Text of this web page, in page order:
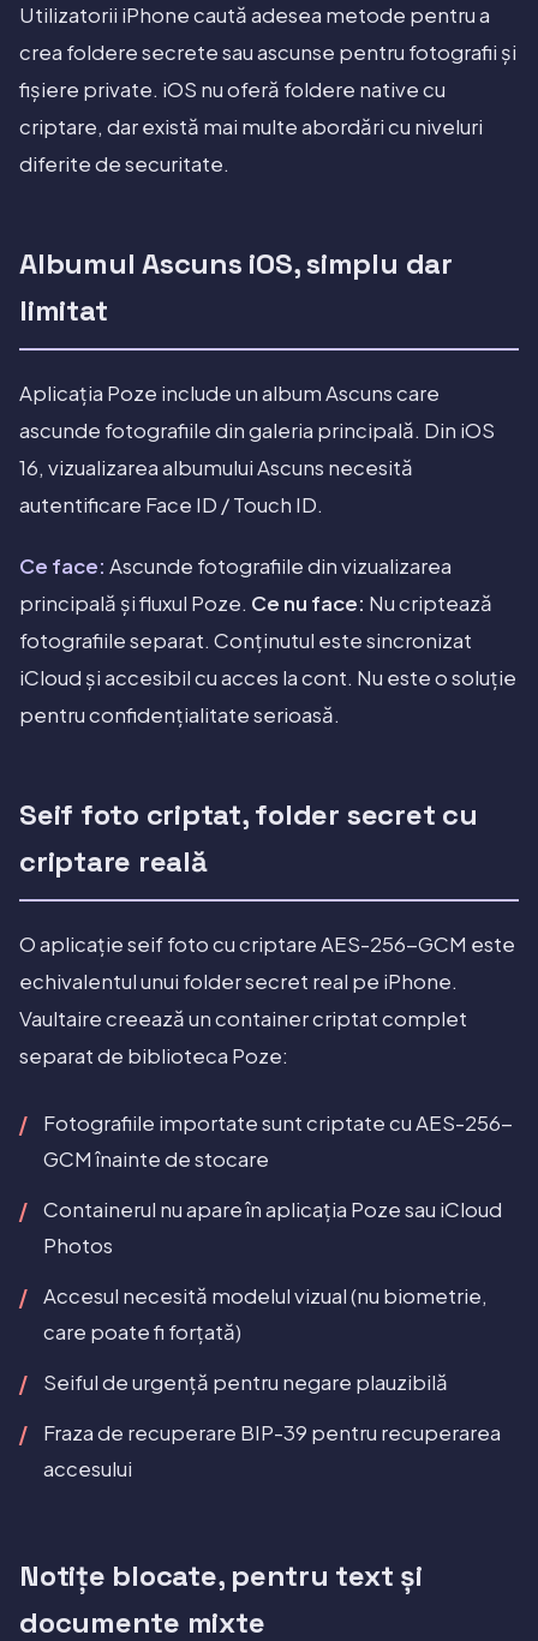
Utilizatorii iPhone caută adesea metode pentru a
crea foldere secrete sau ascunse pentru fotografii și
fișiere private. iOS nu oferă foldere native cu
criptare, dar există mai multe abordări cu niveluri
diferite de securitate.
Albumul Ascuns iOS, simplu dar
limitat
Aplicația Poze include un album Ascuns care
ascunde fotografiile din galeria principală. Din iOS
16, vizualizarea albumului Ascuns necesită
autentificare Face ID / Touch ID.
Ce face: Ascunde fotografiile din vizualizarea
principală și fluxul Poze. Ce nu face: Nu criptează
fotografiile separat. Conținutul este sincronizat
iCloud și accesibil cu acces la cont. Nu este o soluție
pentru confidențialitate serioasă.
Seif foto criptat, folder secret cu
criptare reală
O aplicație seif foto cu criptare AES-256-GCM este
echivalentul unui folder secret real pe iPhone.
Vaultaire creează un container criptat complet
separat de biblioteca Poze:
Fotografiile importate sunt criptate cu AES-256-
GCM înainte de stocare
Containerul nu apare în aplicația Poze sau iCloud
Photos
Accesul necesită modelul vizual (nu biometrie,
care poate fi forțată)
Seiful de urgență pentru negare plauzibilă
Fraza de recuperare BIP-39 pentru recuperarea
accesului
Notițe blocate, pentru text și
documente mixte